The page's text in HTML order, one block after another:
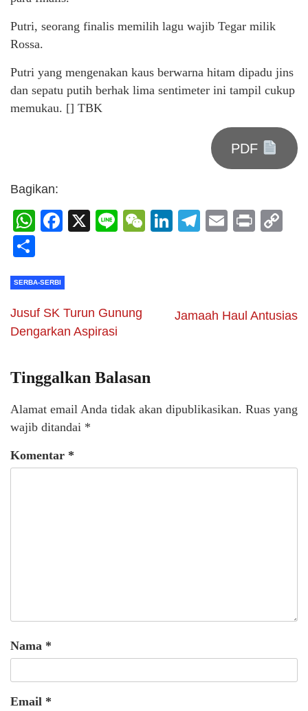
Putri, seorang finalis memilih lagu wajib Tegar milik
Rossa.
Putri yang mengenakan kaus berwarna hitam dipadu jins
dan sepatu putih berhak lima sentimeter ini tampil cukup
memukau. [] TBK
PDF
Bagikan:
WhatsApp
Facebook
X LineWeChat
LinkedIn
Telegram
Email
Print
SERBA-SERBI
Jusuf SK Turun Gunung
Dengarkan Aspirasi
Jamaah Haul Antusias
Tinggalkan Balasan
Alamat email Anda tidak akan dipublikasikan. Ruas yang
wajib ditandai *
Komentar *
Nama *
Email *